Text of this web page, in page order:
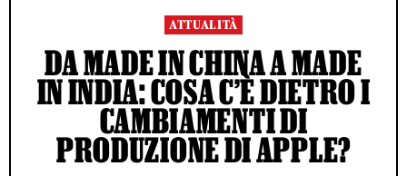
ATTUALITÀ
DA MADE IN CHINA A MADE
IN INDIA: COSA C’È DIETRO I
CAMBIAMENTI DI
PRODUZIONE DI APPLE?